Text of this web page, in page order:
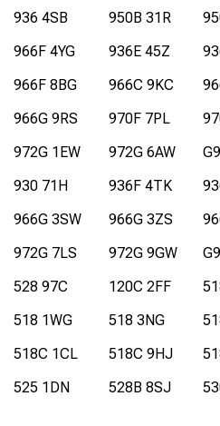
936 4SB
950B 31R
966F 4YG
936E 45Z
966F 8BG
966C 9KC
966G 9RS
970F 7PL
972G 1EW
972G 6AW
930 71H
936F 4TK
966G 3SW
966G 3ZS
972G 7LS
972G 9GW
528 97C
120C 2FF
518 1WG
518 3NG
518C 1CL
518C 9HJ
525 1DN
528B 8SJ